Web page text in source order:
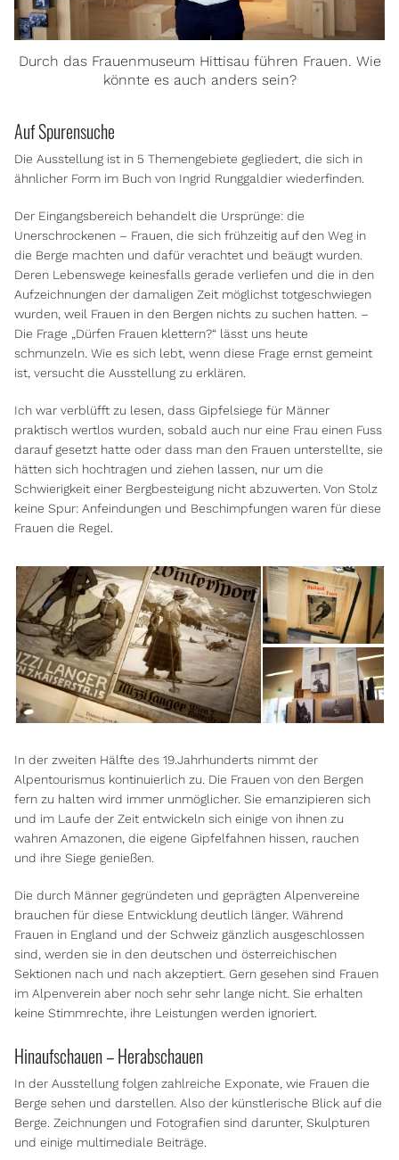
Durch das Frauenmuseum Hittisau führen Frauen. Wie
könnte es auch anders sein?
Auf Spurensuche
Die Ausstellung ist in 5 Themengebiete gegliedert, die sich in
ähnlicher Form im Buch von Ingrid Runggaldier wiederfinden.
Der Eingangsbereich behandelt die Ursprünge: die
Unerschrockenen – Frauen, die sich frühzeitig auf den Weg in
die Berge machten und dafür verachtet und beäugt wurden.
Deren Lebenswege keinesfalls gerade verliefen und die in den
Aufzeichnungen der damaligen Zeit möglichst totgeschwiegen
wurden, weil Frauen in den Bergen nichts zu suchen hatten. –
Die Frage „Dürfen Frauen klettern?“ lässt uns heute
schmunzeln. Wie es sich lebt, wenn diese Frage ernst gemeint
ist, versucht die Ausstellung zu erklären.
Ich war verblüfft zu lesen, dass Gipfelsiege für Männer
praktisch wertlos wurden, sobald auch nur eine Frau einen Fuss
darauf gesetzt hatte oder dass man den Frauen unterstellte, sie
hätten sich hochtragen und ziehen lassen, nur um die
Schwierigkeit einer Bergbesteigung nicht abzuwerten. Von Stolz
keine Spur: Anfeindungen und Beschimpfungen waren für diese
Frauen die Regel.
In der zweiten Hälfte des 19.Jahrhunderts nimmt der
Alpentourismus kontinuierlich zu. Die Frauen von den Bergen
fern zu halten wird immer unmöglicher. Sie emanzipieren sich
und im Laufe der Zeit entwickeln sich einige von ihnen zu
wahren Amazonen, die eigene Gipfelfahnen hissen, rauchen
und ihre Siege genießen.
Die durch Männer gegründeten und geprägten Alpenvereine
brauchen für diese Entwicklung deutlich länger. Während
Frauen in England und der Schweiz gänzlich ausgeschlossen
sind, werden sie in den deutschen und österreichischen
Sektionen nach und nach akzeptiert. Gern gesehen sind Frauen
im Alpenverein aber noch sehr sehr lange nicht. Sie erhalten
keine Stimmrechte, ihre Leistungen werden ignoriert.
Hinaufschauen – Herabschauen
In der Ausstellung folgen zahlreiche Exponate, wie Frauen die
Berge sehen und darstellen. Also der künstlerische Blick auf die
Berge. Zeichnungen und Fotografien sind darunter, Skulpturen
und einige multimediale Beiträge.